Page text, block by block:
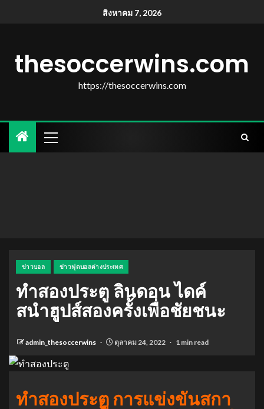
สิงหาคม 7, 2026
thesoccerwins.com
https://thesoccerwins.com
ข่าวบอล ข่าวฟุตบอลต่างประเทศ
ทำสองประตู ลินดอน ไดค์
สนําฮูปส์สองครั้งเพื่อชัยชนะ
admin_thesoccerwins ตุลาคม 24, 2022 1 min read
ทำสองประตู การแข่งขันสกา